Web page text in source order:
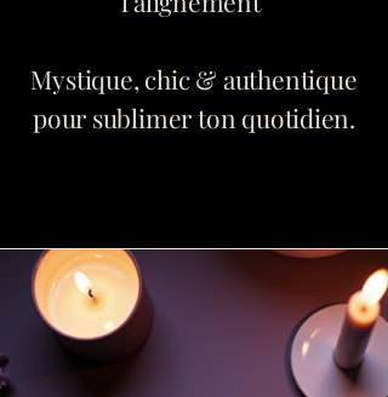
Mystique, chic & authentique
pour sublimer ton quotidien.